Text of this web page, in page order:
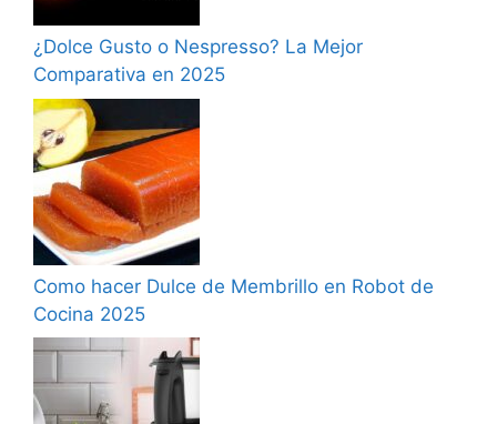
¿Dolce Gusto o Nespresso? La Mejor
Comparativa en 2025
Como hacer Dulce de Membrillo en Robot de
Cocina 2025